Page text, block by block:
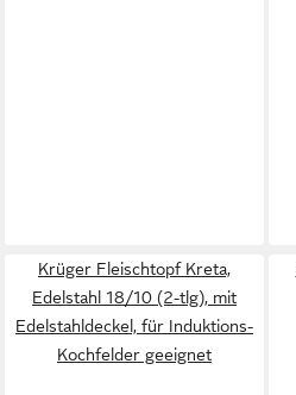
Krüger Fleischtopf Kreta,
Edelstahl 18/10 (2-tlg), mit
Edelstahldeckel, für Induktions-
Kochfelder geeignet